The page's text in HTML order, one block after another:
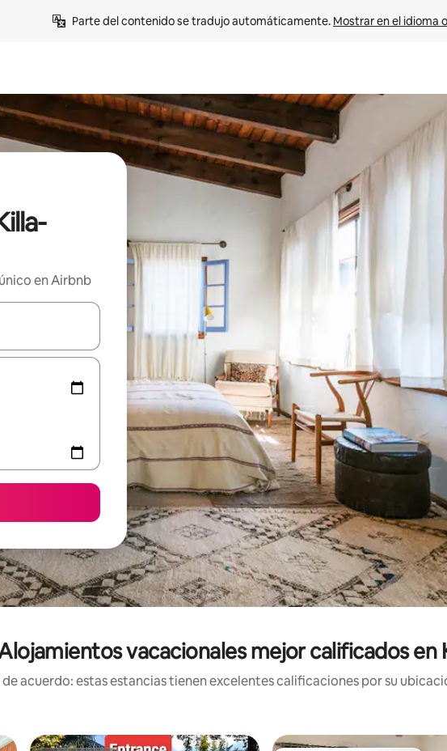
Parte del contenido se tradujo automáticamente. Mostrar en el idioma
en Airbnb
podrás navegar usando las teclas de las flechas hacia arriba y hacia abajo, o
vacacionales mejor calificados en
de acuerdo: estas estancias tienen excelentes calificaciones por su